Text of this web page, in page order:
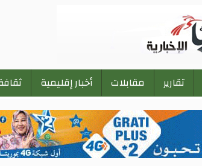
تقارير مقابلات أخبار إقليمية